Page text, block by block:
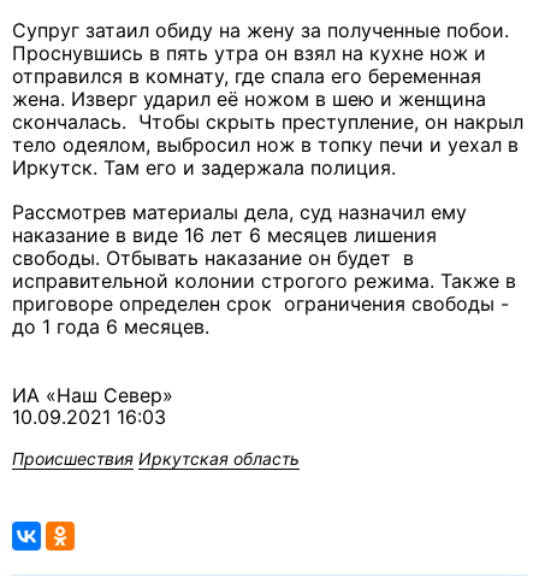
Супруг затаил обиду на жену за полученные побои.
Проснувшись в пять утра он взял на кухне нож и
отправился в комнату, где спала его беременная
жена. Изверг ударил её ножом в шею и женщина
скончалась. Чтобы скрыть преступление, он накрыл
тело одеялом, выбросил нож в топку печи и уехал в
Иркутск. Там его и задержала полиция.
Рассмотрев материалы дела, суд назначил ему
наказание в виде 16 лет 6 месяцев лишения
свободы. Отбывать наказание он будет в
исправительной колонии строгого режима. Также в
приговоре определен срок ограничения свободы -
до 1 года 6 месяцев.
ИА «Наш Север»
10.09.2021 16:03
Происшествия Иркутская область